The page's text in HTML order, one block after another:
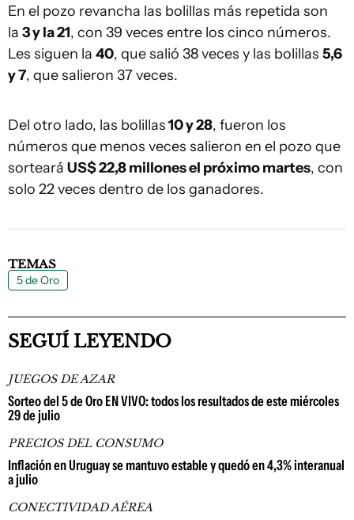
En el pozo revancha las bolillas más repetida son
la 3 y la 21, con 39 veces entre los cinco números.
Les siguen la 40, que salió 38 veces y las bolillas 5,6
y 7, que salieron 37 veces.
Del otro lado, las bolillas10 y 28, fueron los
números que menos veces salieron en el pozo que
sorteará US$ 22,8 millones el próximo martes, con
solo 22 veces dentro de los ganadores.
TEMAS
5 de Oro
SEGUÍ LEYENDO
JUEGOS DE AZAR
Sorteo del 5 de Oro EN VIVO: todos los resultados de este miércoles
29 de julio
PRECIOS DEL CONSUMO
Inflación en Uruguay se mantuvo estable y quedó en 4,3% interanual
a julio
CONECTIVIDAD AÉREA